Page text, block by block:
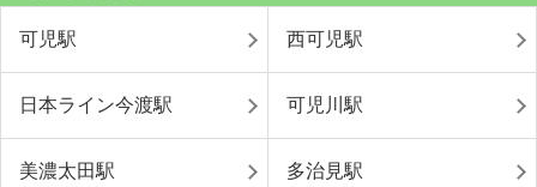
可児駅 西可児駅
日本ライン今渡駅 可児川駅
美濃太田駅 多治見駅